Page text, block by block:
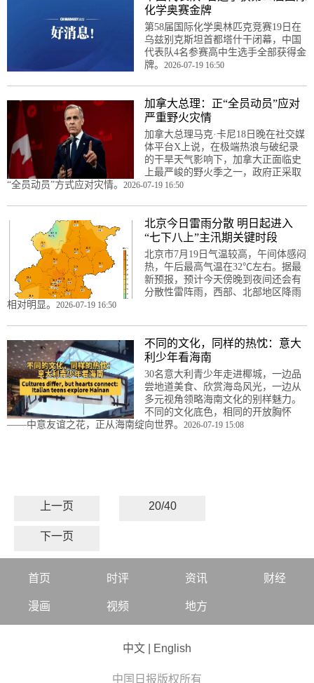
化学奥赛金牌
第58届国际化学奥林匹克竞赛19日在
乌兹别克斯坦首都塔什干闭幕，中国
代表队4名参赛高中生选手全部获得金
牌。 2026-07-19 16:50
加拿大总理：正“全员动员”应对
严重野火灾情
加拿大总理马克·卡尼18日晚在社交媒
体平台X上说，在极端热浪与破纪录
的干旱天气影响下，加拿大正面临史
上最严峻的野火季之一，政府正采取
“全员动员”方式应对灾情。 2026-07-19 16:50
北京今日雷雨分散 明日起进入
“七下八上”主汛期关键时段
北京市7月19日气温较高，午间体感闷
热，午后最高气温在32℃左右。据最
新预报，预计今天傍晚到夜间还会有
分散性雷阵雨，西部、北部地区降雨
相对明显。 2026-07-19 16:50
不同的文化，同样的热忱：意大
利少年看海南
30名意大利青少年走进椰城，一边品
尝地道美食、欣赏海岛风光，一边从
多元视角领略海南文化的别样魅力。
不同的文化底色，相同的开放胸怀
——中意友谊之花，正从海南绽向世界。 2026-07-19 15:08
上一页 20/40
下一页
首页 时评 资讯 财经
漫画 视频 地方
中文 English
中国日报版权所有